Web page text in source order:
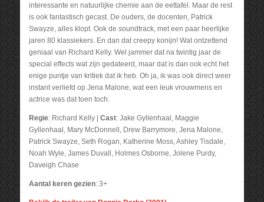
interessante en natuurlijke chemie aan de eettafel. Maar de rest
is ook fantastisch gecast. De ouders, de docenten, Patrick
Swayze, alles klopt. Ook de soundtrack, met een paar heerlijke
jaren 80 klassiekers. En dan dat creepy konijn! Wat ontzettend
geniaal van Richard Kelly. Wel jammer dat na twintig jaar de
special effects wat zijn gedateerd, maar dat is dan ook echt het
enige puntje van kritiek dat ik heb. Oh ja, ik was ook direct weer
instant verliefd op Jena Malone, wat een leuk vrouwmens en
actrice was dat toen toch.
Regie: Richard Kelly | Cast: Jake Gyllenhaal, Maggie
Gyllenhaal, Mary McDonnell, Drew Barrymore, Jena Malone,
Patrick Swayze, Seth Rogan, Katherine Moss, Ashley Tisdale,
Noah Wyle, James Duvall, Holmes Osborne, Jolene Purdy,
Daveigh Chase
Aantal keren gezien: 3+